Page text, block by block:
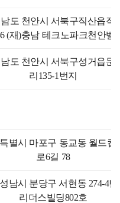
도 천안시 서북구직산읍직
(재)충남 테크노파크천안벨
도 천안시 서북구성거읍문
리135-1번지
별시 마포구 동교동 월드컵
로6길 78
남시 분당구 서현동 274-4
리더스빌딩802호